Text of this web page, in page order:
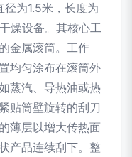
径为1.5米，长度为
燥设备。其核心工
金属滚筒。工作
均匀涂布在滚筒外
蒸汽、导热油或热
贴筒壁旋转的刮刀
薄层以增大传热面
产品连续刮下。整